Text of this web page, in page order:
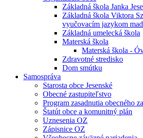
Základná škola Janka
Základná škola Viktora
vyučovacím jazykom
Základná umelecká škola
Materská škola
Materská škola -
Zdravotné stredisko
Dom smútku
Samospráva
Starosta obce Jesenské
Obecné zastupiteľstvo
Program zasadnutia obecného
Štatút obce a komunitný plán
Uznesenia OZ
Zápisnice OZ